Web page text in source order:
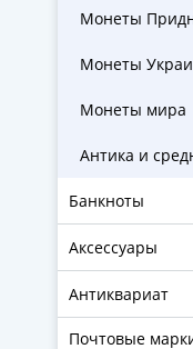
Монеты
Монеты
Монеты мира
Антика и
Банкноты
Аксессуары
Антиквариат
Почтовые